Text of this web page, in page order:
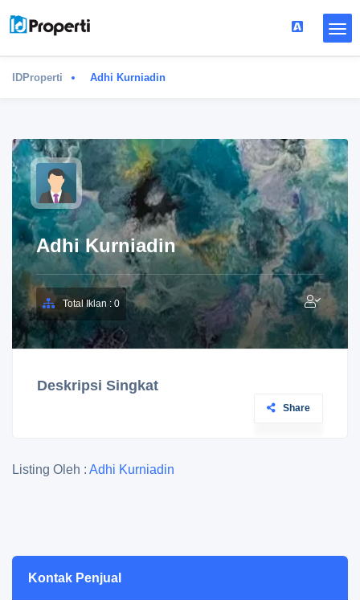
IDProperti Adhi Kurniadin
Adhi Kurniadin
Total Iklan : 0
Deskripsi Singkat
Share
Listing Oleh : Adhi Kurniadin
Kontak Penjual